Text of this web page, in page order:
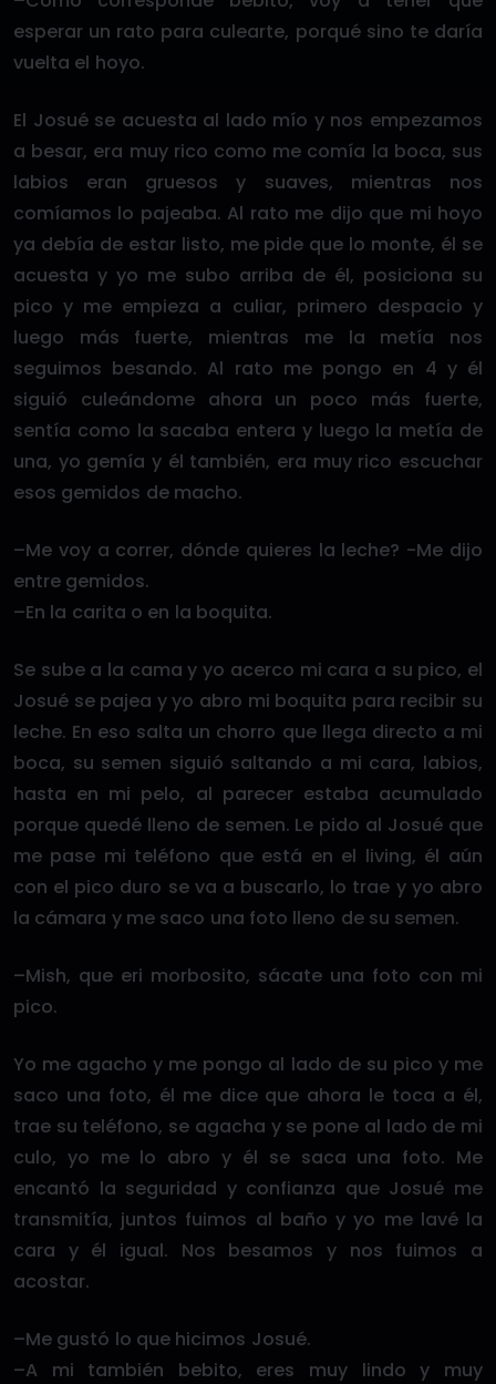
esperar un rato para culearte, porqué sino te daría
vuelta el hoyo.
El Josué se acuesta al lado mío y nos empezamos
a besar, era muy rico como me comía la boca, sus
labios eran gruesos y suaves, mientras nos
comíamos lo pajeaba. Al rato me dijo que mi hoyo
ya debía de estar listo, me pide que lo monte, él se
acuesta y yo me subo arriba de él, posiciona su
pico y me empieza a culiar, primero despacio y
luego más fuerte, mientras me la metía nos
seguimos besando. Al rato me pongo en 4 y él
siguió culeándome ahora un poco más fuerte,
sentía como la sacaba entera y luego la metía de
una, yo gemía y él también, era muy rico escuchar
esos gemidos de macho.
–Me voy a correr, dónde quieres la leche? -Me dijo
entre gemidos.
–En la carita o en la boquita.
Se sube a la cama y yo acerco mi cara a su pico, el
Josué se pajea y yo abro mi boquita para recibir su
leche. En eso salta un chorro que llega directo a mi
boca, su semen siguió saltando a mi cara, labios,
hasta en mi pelo, al parecer estaba acumulado
porque quedé lleno de semen. Le pido al Josué que
me pase mi teléfono que está en el living, él aún
con el pico duro se va a buscarlo, lo trae y yo abro
la cámara y me saco una foto lleno de su semen.
–Mish, que eri morbosito, sácate una foto con mi
pico.
Yo me agacho y me pongo al lado de su pico y me
saco una foto, él me dice que ahora le toca a él,
trae su teléfono, se agacha y se pone al lado de mi
culo, yo me lo abro y él se saca una foto. Me
encantó la seguridad y confianza que Josué me
transmitía, juntos fuimos al baño y yo me lavé la
cara y él igual. Nos besamos y nos fuimos a
acostar.
–Me gustó lo que hicimos Josué.
–A mi también bebito, eres muy lindo y muy